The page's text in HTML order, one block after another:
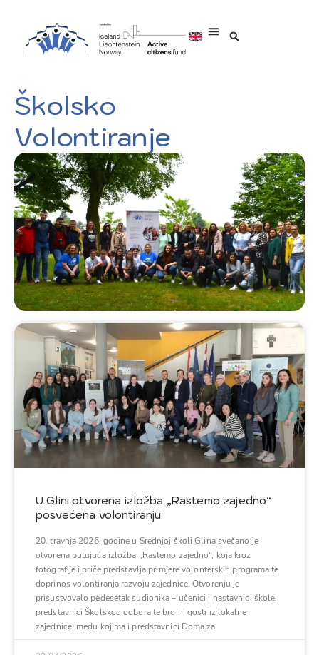
Školsko
Volontiranje
U Glini otvorena izložba „Rastemo zajedno“
posvećena volontiranju
20. travnja 2026. godine u Srednjoj školi Glina svečano je
otvorena putujuća izložba „Rastemo zajedno“, koja kroz
fotografije i priče predstavlja primjere volonterskih programa te
doprinos volontiranja razvoju zajednice. Otvorenju je
prisustvovalo pedesetak sudionika – učenici i nastavnici škole,
predstavnici Školskog odbora te brojni gosti iz lokalne
zajednice, među kojima i predstavnici Doma za